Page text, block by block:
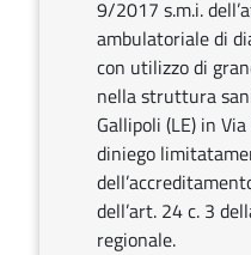
9/2017 s.m.i.
ambulatoriale di
con utilizzo di
nella struttura
Gallipoli (LE) in
diniego
dell’art. 24 c. 3
regionale.